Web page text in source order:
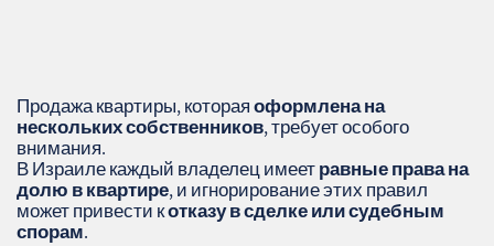
Продажа квартиры, котораяоформлена на
нескольких собственников, требует особого
внимания.
В Израиле каждый владелец имеетравные права на
долю в квартире, и игнорирование этих правил
может привести котказу в сделке или судебным
спорам.